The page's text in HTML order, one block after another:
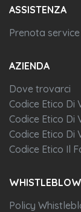
ASSISTENZA
Prenota service
AZIENDA
Dove trovarci
Codice Etico Di
Codice Etico Di
Codice Etico Di
Codice Etico Il
Policy